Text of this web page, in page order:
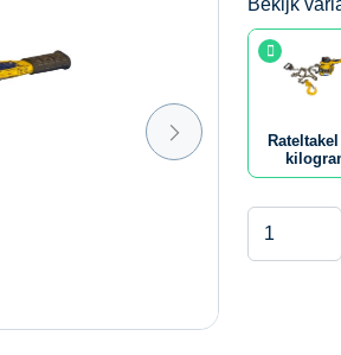
Bekijk
Rateltakel